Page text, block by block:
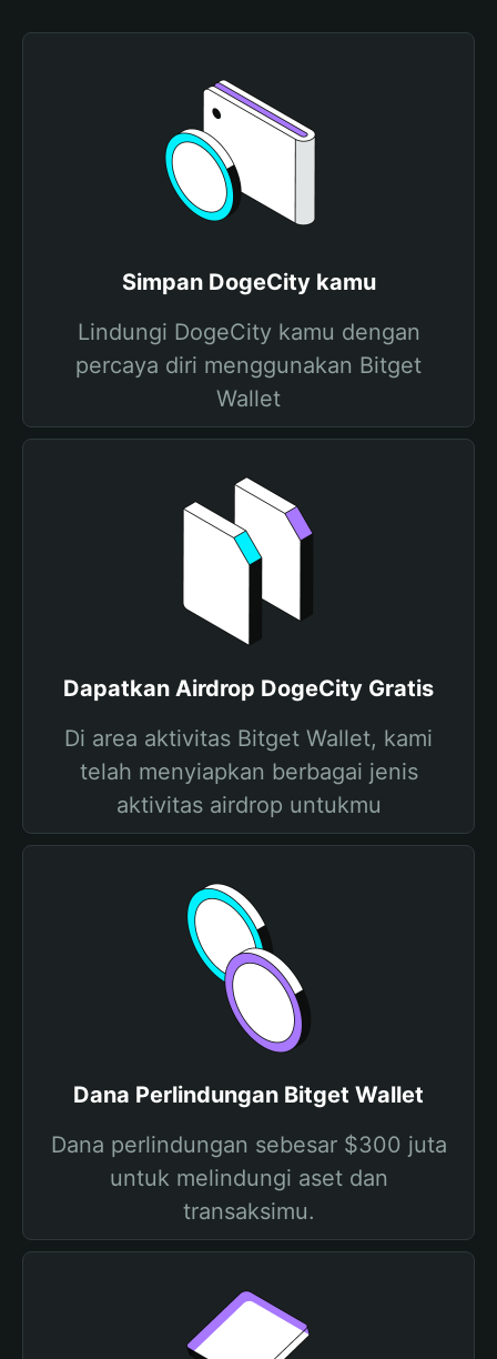
Simpan DogeCity kamu
Lindungi DogeCity kamu dengan
percaya diri menggunakan Bitget
Wallet
Dapatkan Airdrop DogeCity Gratis
Di area aktivitas Bitget Wallet, kami
telah menyiapkan berbagai jenis
aktivitas airdrop untukmu
Dana Perlindungan Bitget Wallet
Dana perlindungan sebesar $300 juta
untuk melindungi aset dan
transaksimu.